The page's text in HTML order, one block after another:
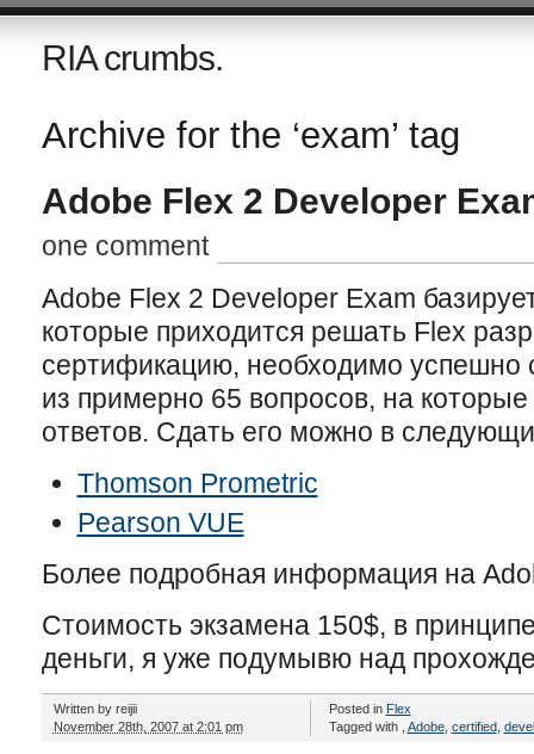
RIA crumbs.
Archive for the ‘exam’ tag
Adobe Flex 2 Developer
one comment
Adobe Flex 2 Developer Exam
которые приходится решать Flex
сертификацию, необходимо успешно
из примерно 65 вопросов, на
ответов. Сдать его можно в
Thomson Prometric
Pearson VUE
Более подробная информация на
Стоимость экзамена 150$, в
деньги, я уже подумывю над
Written by reijii
November 28th, 2007 at 2:01 pm
Posted in Flex
Tagged with
Adobe, certified,